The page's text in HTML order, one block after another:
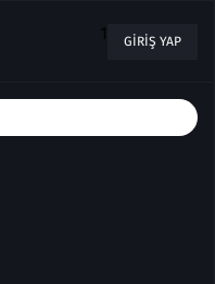
1 GIRIŞ YAP